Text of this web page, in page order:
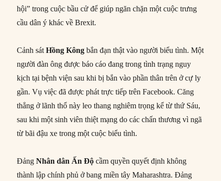
hội” trong cuộc bầu cử để giúp ngăn chặn một cuộc trưng
cầu dân ý khác về Brexit.
Cảnh sátHồng Kông bắn đạn thật vào người biểu tình. Một
người đàn ông được báo cáo đang trong tình trạng nguy
kịch tại bệnh viện sau khi bị bắn vào phần thân trên ở cự ly
gần. Vụ việc đã được phát trực tiếp trên Facebook. Căng
thẳng ở lãnh thổ này leo thang nghiêm trọng kể từ thứ Sáu,
sau khi một sinh viên thiệt mạng do các chấn thương vì ngã
từ bãi đậu xe trong một cuộc biểu tình.
ĐảngNhân dân Ấn Độ cầm quyền quyết định không
thành lập chính phủ ở bang miền tây Maharashtra. Đảng